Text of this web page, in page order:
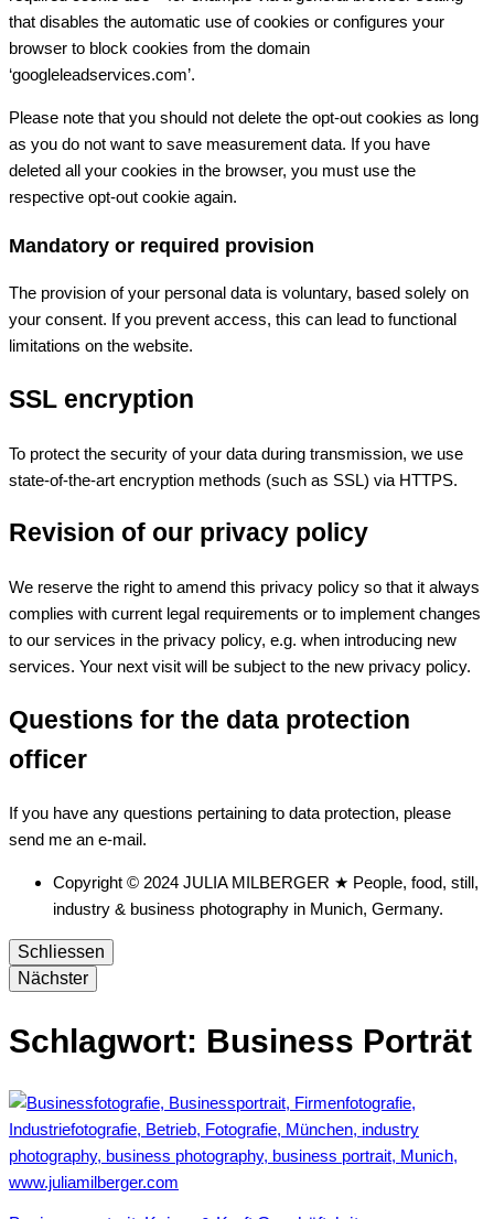
that disables the automatic use of cookies or configures your
browser to block cookies from the domain
‘googleleadservices.com’.
Please note that you should not delete the opt-out cookies as long
as you do not want to save measurement data. If you have
deleted all your cookies in the browser, you must use the
respective opt-out cookie again.
Mandatory or required provision
The provision of your personal data is voluntary, based solely on
your consent. If you prevent access, this can lead to functional
limitations on the website.
SSL encryption
To protect the security of your data during transmission, we use
state-of-the-art encryption methods (such as SSL) via HTTPS.
Revision of our privacy policy
We reserve the right to amend this privacy policy so that it always
complies with current legal requirements or to implement changes
to our services in the privacy policy, e.g. when introducing new
services. Your next visit will be subject to the new privacy policy.
Questions for the data protection
officer
If you have any questions pertaining to data protection, please
send me an e-mail.
Copyright © 2024 JULIA MILBERGER ★ People, food, still,
industry & business photography in Munich, Germany.
Schliessen
Nächster
Schlagwort: Business Porträt